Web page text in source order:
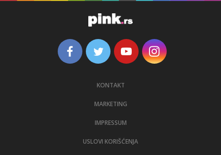
KONTAKT
MARKETING
IMPRESSUM
USLOVI KORIŠĆENJA